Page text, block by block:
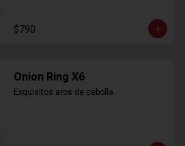
$790
Onion Ring X6
Exquisitos aros de cebolla